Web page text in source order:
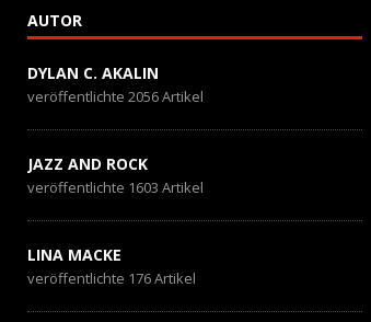
k
AUTOR
DYLAN C. AKALIN
veröffentlichte 2056 Artikel
JAZZ AND ROCK
veröffentlichte 1603 Artikel
LINA MACKE
veröffentlichte 176 Artikel